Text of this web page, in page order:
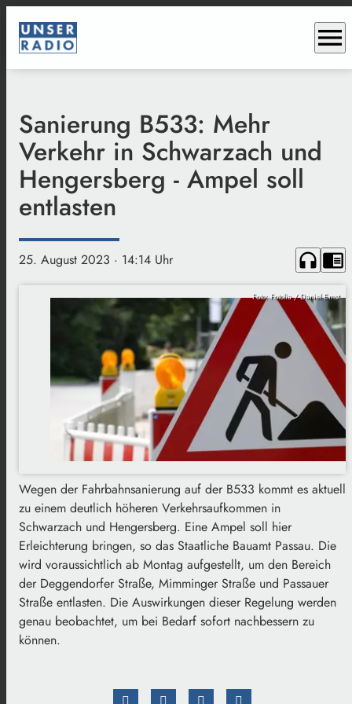
menu
Sanierung B533: Mehr
Verkehr in Schwarzach und
Hengersberg - Ampel soll
entlasten
25. August 2023 · 14:14 Uhr headphones chrome_reader_mode
Foto: Fotolia / Daniel Ernst
Wegen der Fahrbahnsanierung auf der B533 kommt es aktuell
zu einem deutlich höheren Verkehrsaufkommen in
Schwarzach und Hengersberg. Eine Ampel soll hier
Erleichterung bringen, so das Staatliche Bauamt Passau. Die
wird voraussichtlich ab Montag aufgestellt, um den Bereich
der Deggendorfer Straße, Mimminger Straße und Passauer
Straße entlasten. Die Auswirkungen dieser Regelung werden
genau beobachtet, um bei Bedarf sofort nachbessern zu
können.